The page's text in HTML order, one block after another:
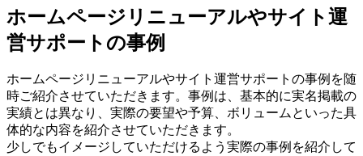
ホームページリニューアルやサイト運
営サポートの事例
ホームページリニューアルやサイト運営サポートの事例を随
時ご紹介させていただきます。事例は、基本的に実名掲載の
実績とは異なり、実際の要望や予算、ボリュームといった具
体的な内容を紹介させていただきます。
少しでもイメージしていただけるよう実際の事例を紹介して